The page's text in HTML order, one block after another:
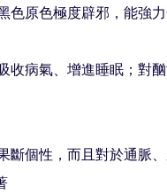
色原色極度辟邪，能強
收病氣、增進睡眠；對
斷個性，而且對於通脈、